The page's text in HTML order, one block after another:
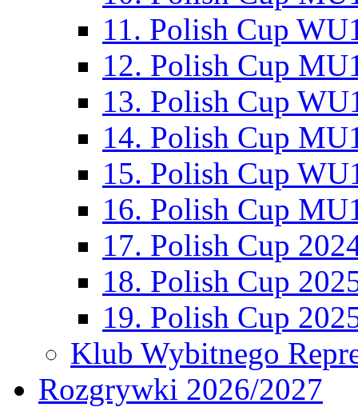
11. Polish Cup
12. Polish Cup
13. Polish Cup
14. Polish Cup
15. Polish Cup
16. Polish Cup
17. Polish Cup
18. Polish Cup
19. Polish Cup
Klub Wybitnego
Rozgrywki 2026/2027